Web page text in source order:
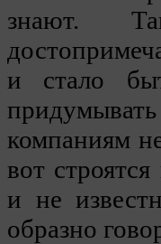
знают.
и стало
компаниям
вот
и не
образно